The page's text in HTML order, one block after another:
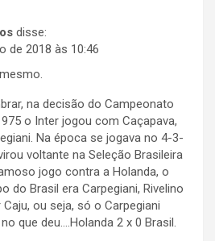
disse:
de 2018 às 10:46
na decisão do Campeonato
o Inter jogou com Caçapava,
Na época se jogava no 4-3-
voltante na Seleção Brasileira
jogo contra a Holanda, o
do Brasil era Carpegiani, Rivelino
ou seja, só o Carpegiani
que deu….Holanda 2 x 0 Brasil.